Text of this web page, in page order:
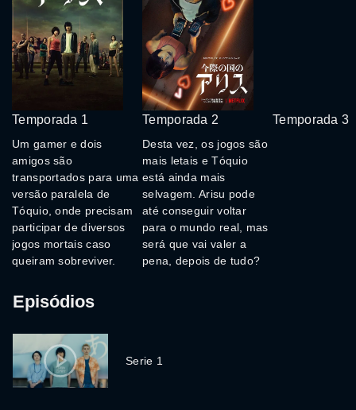
Temporada 1
Um gamer e dois
amigos são
transportados para uma
versão paralela de
Tóquio, onde precisam
participar de diversos
jogos mortais caso
queiram sobreviver.
Temporada 2
Desta vez, os jogos são
mais letais e Tóquio
está ainda mais
selvagem. Arisu pode
até conseguir voltar
para o mundo real, mas
será que vai valer a
pena, depois de tudo?
Temporada 3
Episódios
Serie 1